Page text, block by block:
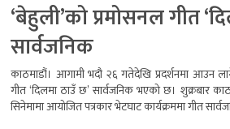
‘बेहुली’को प्रमोसनल गीत
सार्वजनिक
काठमाडौं। आगामी भदौ २६ गतेदेखि प्रदर्शनमा आउन
गीत ‘दिलमा ठाउँ छ’ सार्वजनिक भएको छ। शुक्रबार
सिनेमामा आयोजित पत्रकार भेटघाट कार्यक्रममा गीत